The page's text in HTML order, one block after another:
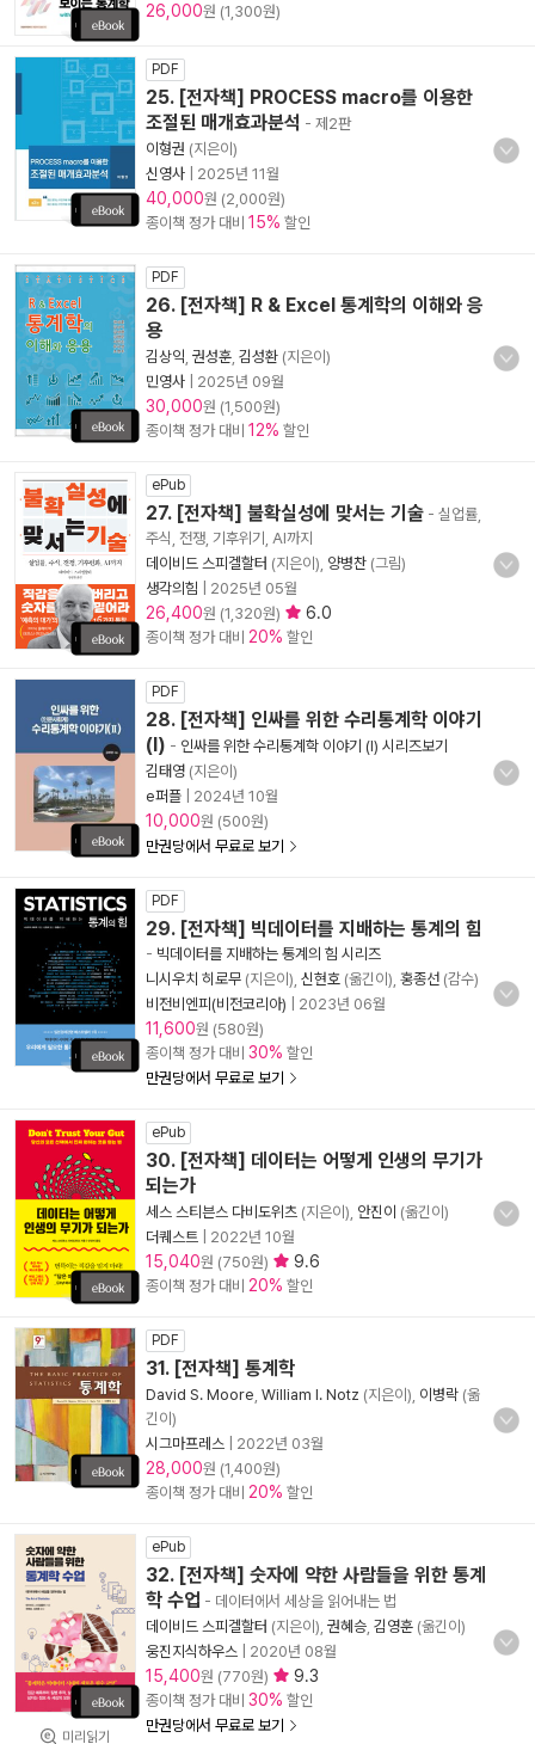
26,000원 (1,300원)
PDF
25. [전자책] PROCESS macro를 이용한
조절된 매개효과분석 - 제2판
이형권 (지은이)
신영사
2025년 11월
40,000원 (2,000원)
종이책 정가 대비 15% 할인
PDF
26. [전자책] R & Excel 통계학의 이해와 응
용
김상익 권성훈 김성환 (지은이)
민영사
2025년 09월
30,000원 (1,500원)
종이책 정가 대비 12% 할인
ePub
27. [전자책] 불확실성에 맞서는 기술 - 실업률,
주식, 전쟁, 기후위기, AI까지
데이비드 스피겔할터 (지은이), 양병찬 (그림)
생각의힘
2025년 05월
26,400원 (1,320원) 6.0
종이책 정가 대비 20% 할인
PDF
28. [전자책] 인싸를 위한 수리통계학 이야기
(I) - 인싸를 위한 수리통계학 이야기 (I) 시리즈보기
김태영 (지은이)
e퍼플
2024년 10월
10,000원 (500원)
만권당에서 무료로 보기
PDF
29. [전자책] 빅데이터를 지배하는 통계의 힘
- 빅데이터를 지배하는 통계의 힘 시리즈
니시우치 히로무 (지은이), 신현호 (옮긴이), 홍종선 (감수)
비전비엔피(비전코리아)
2023년 06월
11,600원 (580원)
종이책 정가 대비 30% 할인
만권당에서 무료로 보기
ePub
30. [전자책] 데이터는 어떻게 인생의 무기가
되는가
세스 스티븐스 다비도위츠 (지은이), 안진이 (옮긴이)
더퀘스트
2022년 10월
15,040원 (750원) 9.6
종이책 정가 대비 20% 할인
PDF
31. [전자책] 통계학
David S. Moore William I. Notz (지은이), 이병락 (옮
긴이)
시그마프레스
2022년 03월
28,000원 (1,400원)
종이책 정가 대비 20% 할인
미리읽기
ePub
32. [전자책] 숫자에 약한 사람들을 위한 통계
학 수업 - 데이터에서 세상을 읽어내는 법
데이비드 스피겔할터 (지은이), 권혜승 김영훈 (옮긴이)
웅진지식하우스
2020년 08월
15,400원 (770원) 9.3
종이책 정가 대비 30% 할인
만권당에서 무료로 보기